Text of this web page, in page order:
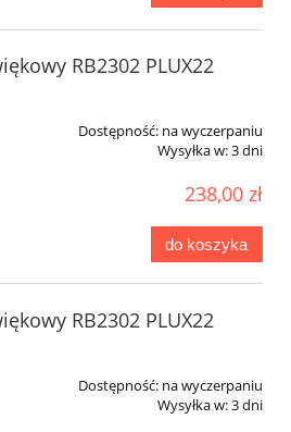
RB2302 PLUX22
Dostępność: na wyczerpaniu
Wysyłka w:3 dni
238,00 zł
do koszyka
RB2302 PLUX22
Dostępność: na wyczerpaniu
Wysyłka w:3 dni